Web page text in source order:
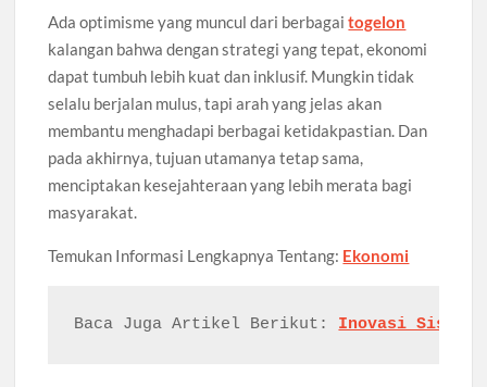
Ada optimisme yang muncul dari berbagaitogelon
kalangan bahwa dengan strategi yang tepat, ekonomi
dapat tumbuh lebih kuat dan inklusif. Mungkin tidak
selalu berjalan mulus, tapi arah yang jelas akan
membantu menghadapi berbagai ketidakpastian. Dan
pada akhirnya, tujuan utamanya tetap sama,
menciptakan kesejahteraan yang lebih merata bagi
masyarakat.
Temukan Informasi Lengkapnya Tentang: Ekonomi
Baca Juga Artikel Berikut: Inovasi Sistem